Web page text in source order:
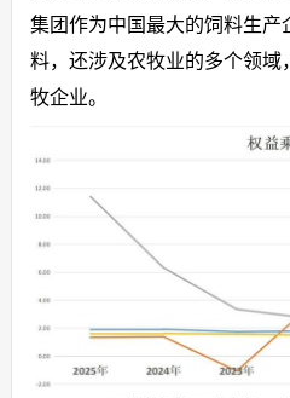
集团作为中国最大的饲料生产
料，还涉及农牧业的多个领域
牧企业。